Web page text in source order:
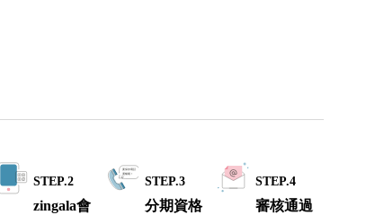
STEP.2
zingala會
STEP.3
分期資格
STEP.4
審核通過